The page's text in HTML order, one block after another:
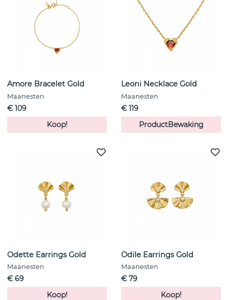
Amore Bracelet Gold
Maanesten
€ 109
Koop!
Leoni Necklace Gold
Maanesten
€ 119
ProductBewaking
Odette Earrings Gold
Maanesten
€ 69
Koop!
Odile Earrings Gold
Maanesten
€ 79
Koop!